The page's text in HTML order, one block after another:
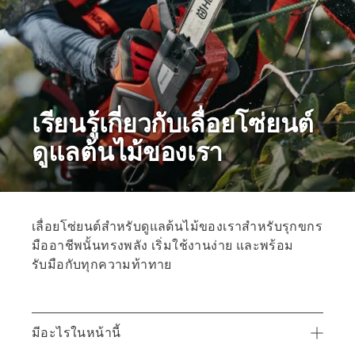
เรียนรู้เกี่ยวกับเลื่อยโซ่ยนต์
ดูแลต้นไม้ของเรา
เลื่อยโซ่ยนต์สำหรับดูแลต้นไม้ของเราสำหรับรุกขกร
มืออาชีพนั้นทรงพลัง เริ่มใช้งานง่าย และพร้อม
รับมือกับทุกความท้าทาย
มีอะไรในหน้านี้